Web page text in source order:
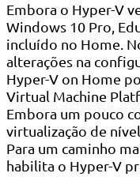
Embora o Hyper-V
Windows 10 Pro,
incluído no Home.
alterações na
Hyper-V on Home
Virtual Machine
Embora um pouco
virtualização de
Para um caminho
habilita o Hyper-V